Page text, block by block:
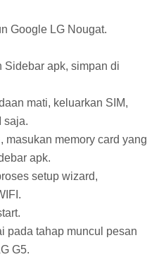
Google LG Nougat.
Sidebar apk, simpan di
mati, keluarkan SIM,
saja.
masukan memory card yang
apk.
setup wizard,
pada tahap muncul pesan
G5.